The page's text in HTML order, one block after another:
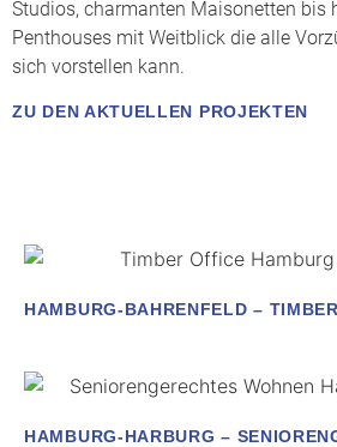
Studios, charmanten Maisonetten bis
Penthouses mit Weitblick die alle
sich vorstellen kann.
ZU DEN AKTUELLEN PROJEKTEN
HAMBURG-BAHRENFELD –
HAMBURG-HARBURG –